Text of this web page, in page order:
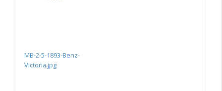
MB-2-5-1893-Benz-
Victoria.jpg